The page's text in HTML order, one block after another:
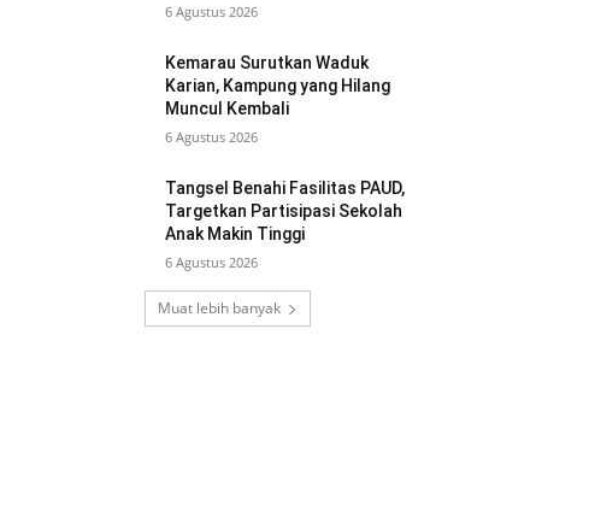
6 Agustus 2026
Kemarau Surutkan Waduk
Karian, Kampung yang Hilang
Muncul Kembali
6 Agustus 2026
Tangsel Benahi Fasilitas PAUD,
Targetkan Partisipasi Sekolah
Anak Makin Tinggi
6 Agustus 2026
Muat lebih banyak